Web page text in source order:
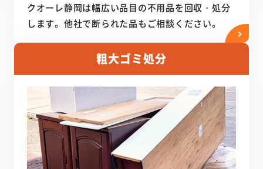
クオーレ静岡は幅広い品目の不用品を回収・処分
します。他社で断られた品もご相談ください。
粗大ゴミ処分